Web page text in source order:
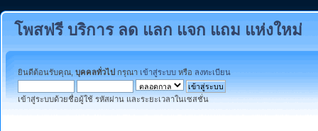
โพสฟรี บริการ ลด แลก แจก แถม แห่งใหม่
ยินดีต้อนรับคุณ, บุคคลทั่วไป กรุณา เข้าสู่ระบบ หรือ ลงทะเบียน
เข้าสู่ระบบด้วยชื่อผู้ใช้ รหัสผ่าน และระยะเวลาในเซสชั่น